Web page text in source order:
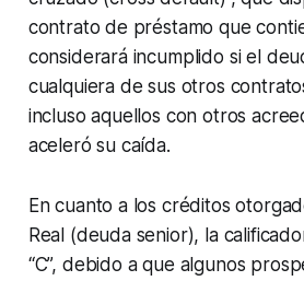
contrato de préstamo que
considerará incumplido si el
cualquiera de sus otros
incluso aquellos con otros
aceleró su caída.
En cuanto a los créditos
Real (deuda senior), la
“C”, debido a que algunos